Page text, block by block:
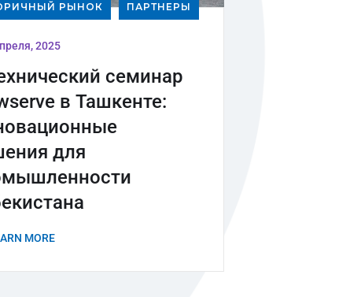
РЫНОК ПАРТНЕРЫ
2025
семинар
в Ташкенте:
для
MORE